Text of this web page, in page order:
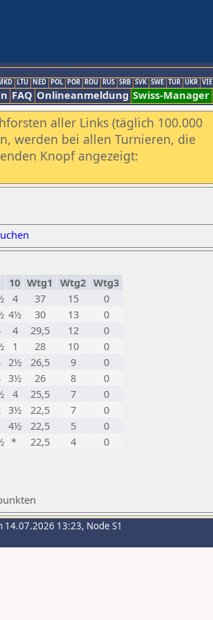
LTU NED POL POR ROU RUS SRB SVK SWE TUR UKR VIE
FAQ Onlineanmeldung Swiss-Manager
aller Links (täglich 100.000
werden bei allen Turnieren, die
Knopf angezeigt:
10 Wtg1 Wtg2 Wtg3
4 37 15
0
4½ 30 13
0
4 29,5 12
0
1 28 10
0
2½ 26,5 9
0
3½ 26 8
0
4 25,5 7
0
3½ 22,5 7
0
4½ 22,5 5
0
* 22,5 4
0
14.07.2026 13:23, Node S1